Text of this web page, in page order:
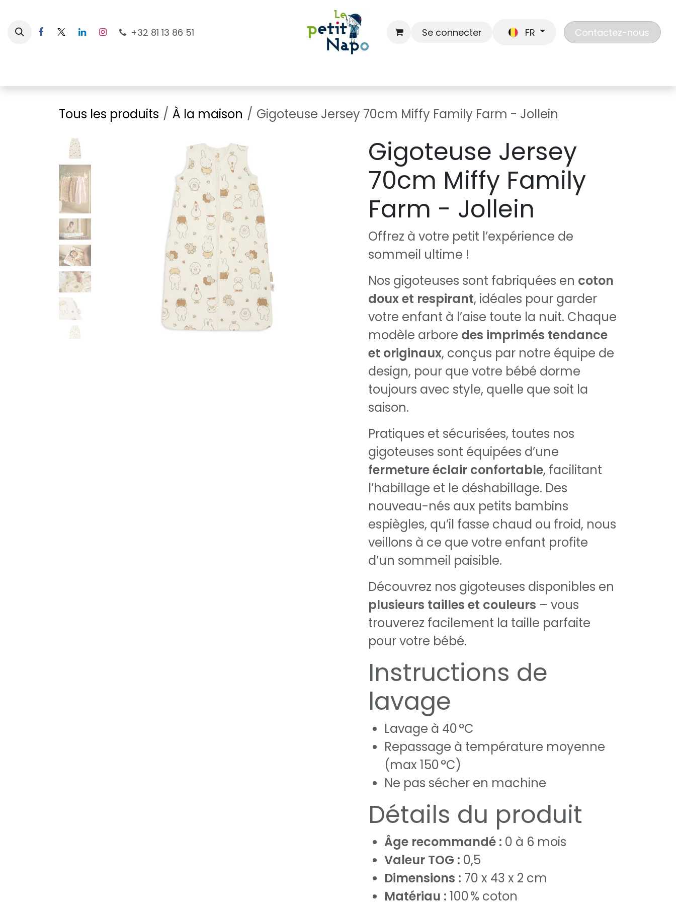
+32 81 13 86 51 Se connecter FR Contactez-nous
Tous les produits À la maison Gigoteuse Jersey 70cm Miffy Family Farm - Jollein
Gigoteuse Jersey
70cm Miffy Family
Farm - Jollein
Offrez à votre petit l’expérience de
sommeil ultime !
Nos gigoteuses sont fabriquées en coton
doux et respirant, idéales pour garder
votre enfant à l’aise toute la nuit. Chaque
modèle arbore des imprimés tendance
et originaux, conçus par notre équipe de
design, pour que votre bébé dorme
toujours avec style, quelle que soit la
saison.
Pratiques et sécurisées, toutes nos
gigoteuses sont équipées d’une
fermeture éclair confortable, facilitant
l’habillage et le déshabillage. Des
nouveau-nés aux petits bambins
espiègles, qu’il fasse chaud ou froid, nous
veillons à ce que votre enfant profite
d’un sommeil paisible.
Découvrez nos gigoteuses disponibles en
plusieurs tailles et couleurs – vous
trouverez facilement la taille parfaite
pour votre bébé.
Instructions de
lavage
Lavage à 40 °C
Repassage à température moyenne
(max 150 °C)
Ne pas sécher en machine
Détails du produit
Âge recommandé : 0 à 6 mois
Valeur TOG : 0,5
Dimensions : 70 x 43 x 2 cm
Matériau : 100 % coton